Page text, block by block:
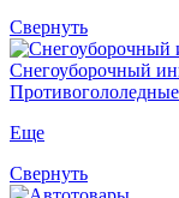
Свернуть
Снегоуборочный
Еще
Свернуть